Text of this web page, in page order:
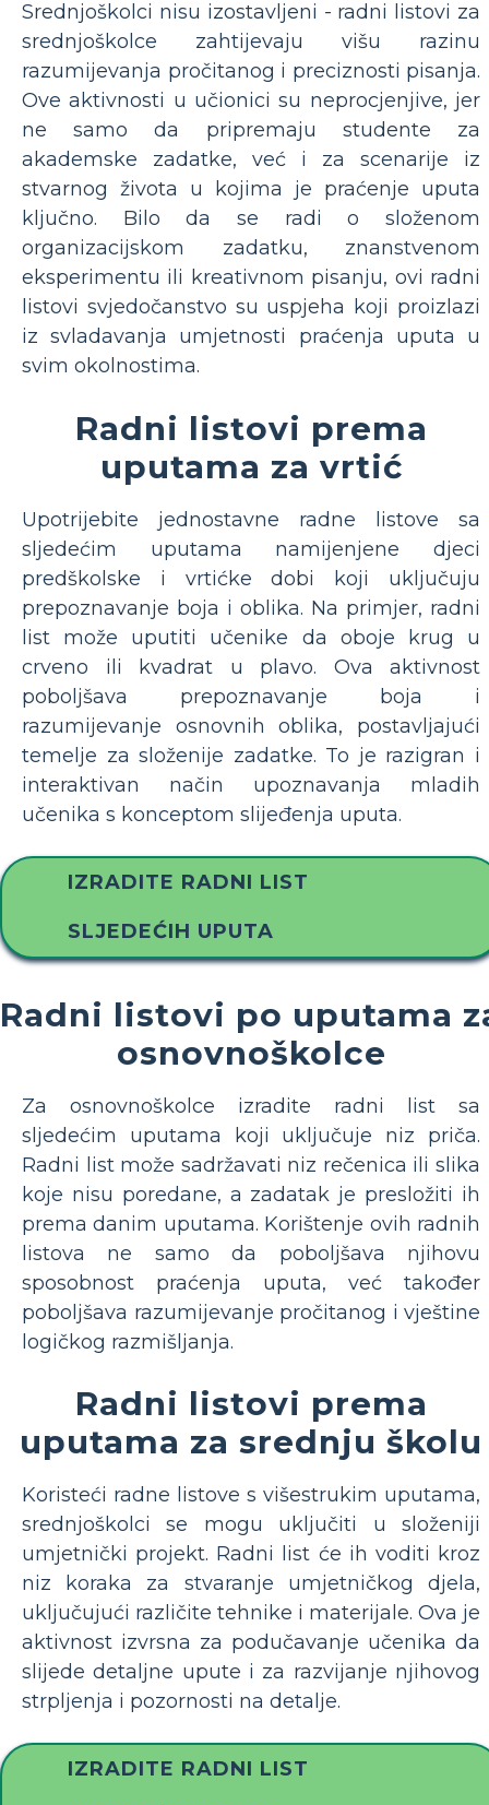
Srednjoškolci nisu izostavljeni - radni listovi za
srednjoškolce zahtijevaju višu razinu
razumijevanja pročitanog i preciznosti pisanja.
Ove aktivnosti u učionici su neprocjenjive, jer
ne samo da pripremaju studente za
akademske zadatke, već i za scenarije iz
stvarnog života u kojima je praćenje uputa
ključno. Bilo da se radi o složenom
organizacijskom zadatku, znanstvenom
eksperimentu ili kreativnom pisanju, ovi radni
listovi svjedočanstvo su uspjeha koji proizlazi
iz svladavanja umjetnosti praćenja uputa u
svim okolnostima.
Radni listovi prema
uputama za vrtić
Upotrijebite jednostavne radne listove sa
sljedećim uputama namijenjene djeci
predškolske i vrtićke dobi koji uključuju
prepoznavanje boja i oblika. Na primjer, radni
list može uputiti učenike da oboje krug u
crveno ili kvadrat u plavo. Ova aktivnost
poboljšava prepoznavanje boja i
razumijevanje osnovnih oblika, postavljajući
temelje za složenije zadatke. To je razigran i
interaktivan način upoznavanja mladih
učenika s konceptom slijeđenja uputa.
IZRADITE RADNI LIST
SLJEDEĆIH UPUTA
Radni listovi po uputama
osnovnoškolce
Za osnovnoškolce izradite radni list sa
sljedećim uputama koji uključuje niz priča.
Radni list može sadržavati niz rečenica ili slika
koje nisu poredane, a zadatak je presložiti ih
prema danim uputama. Korištenje ovih radnih
listova ne samo da poboljšava njihovu
sposobnost praćenja uputa, već također
poboljšava razumijevanje pročitanog i vještine
logičkog razmišljanja.
Radni listovi prema
uputama za srednju školu
Koristeći radne listove s višestrukim uputama,
srednjoškolci se mogu uključiti u složeniji
umjetnički projekt. Radni list će ih voditi kroz
niz koraka za stvaranje umjetničkog djela,
uključujući različite tehnike i materijale. Ova je
aktivnost izvrsna za podučavanje učenika da
slijede detaljne upute i za razvijanje njihovog
strpljenja i pozornosti na detalje.
IZRADITE RADNI LIST